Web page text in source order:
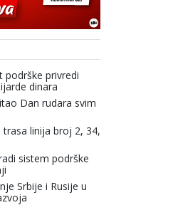
podrške privredi
dinara
Dan rudara svim
trasa linija broj 2, 34,
sistem podrške
Srbije i Rusije u